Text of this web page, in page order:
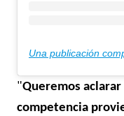
"Queremos
competencia